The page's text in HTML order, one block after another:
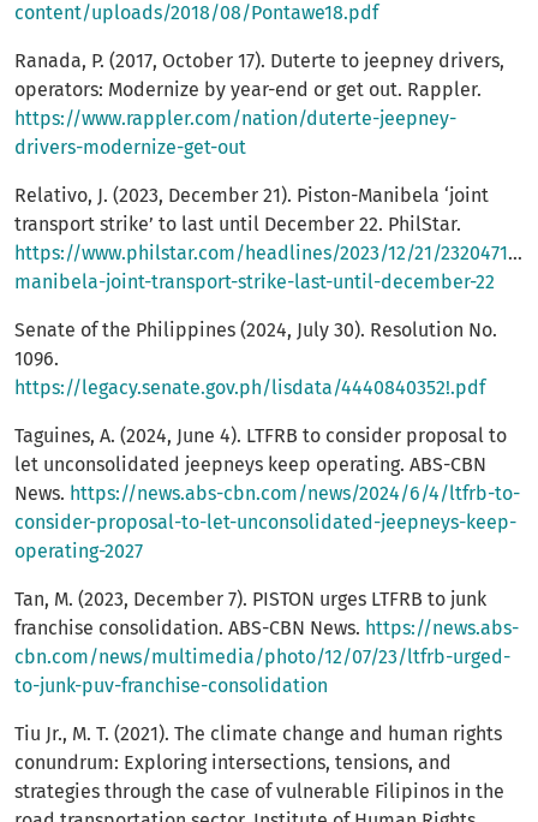
content/uploads/2018/08/Pontawe18.pdf
Ranada, P. (2017, October 17). Duterte to jeepney drivers,
operators: Modernize by year-end or get out. Rappler.
https://www.rappler.com/nation/duterte-jeepney-
drivers-modernize-get-out
Relativo, J. (2023, December 21). Piston-Manibela ‘joint
transport strike’ to last until December 22. PhilStar.
https://www.philstar.com/headlines/2023/12/21/2320471/
manibela-joint-transport-strike-last-until-december-22
Senate of the Philippines (2024, July 30). Resolution No.
1096.
https://legacy.senate.gov.ph/lisdata/4440840352!.pdf
Taguines, A. (2024, June 4). LTFRB to consider proposal to
let unconsolidated jeepneys keep operating. ABS-CBN
News. https://news.abs-cbn.com/news/2024/6/4/ltfrb-to-
consider-proposal-to-let-unconsolidated-jeepneys-keep-
operating-2027
Tan, M. (2023, December 7). PISTON urges LTFRB to junk
franchise consolidation. ABS-CBN News. https://news.abs-
cbn.com/news/multimedia/photo/12/07/23/ltfrb-urged-
to-junk-puv-franchise-consolidation
Tiu Jr., M. T. (2021). The climate change and human rights
conundrum: Exploring intersections, tensions, and
strategies through the case of vulnerable Filipinos in the